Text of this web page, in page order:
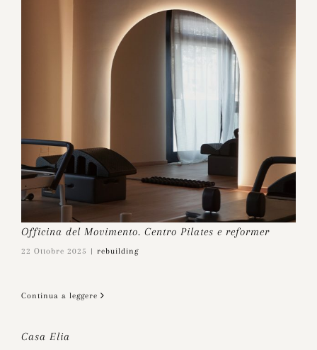
Officina del Movimento. Centro Pilates e reformer
22 Ottobre 2025 | rebuilding
Continua a leggere
Casa Elia